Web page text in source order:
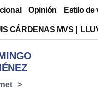
Opinión Estilo de
CÁRDENAS MVS